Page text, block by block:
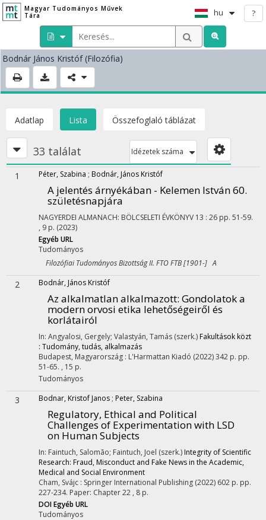
Magyar Tudományos Művek
Tára
hu ?
Bodnár János Kristóf (Filozófia)
Adatlap Lista Összefoglaló táblázat
33 találat Idézetek száma
1 Péter, Szabina ; Bodnár, János Kristóf
A jelentés árnyékában - Kelemen István 60.
születésnapjára
NAGYERDEI ALMANACH: BÖLCSELETI ÉVKÖNYV 13 : 26 pp. 51-59.
, 9 p. (2023)
Egyéb URL
Tudományos
Filozófiai Tudományos Bizottság II. FTO FTB [1901-] A
2 Bodnár, János Kristóf
Az alkalmatlan alkalmazott: Gondolatok a
modern orvosi etika lehetőségeiről és
korlátairól
In: Angyalosi, Gergely; Valastyán, Tamás (szerk.) Fakultások közt
: Tudomány, tudás, alkalmazás
Budapest, Magyarország : L'Harmattan Kiadó (2022)342 p. pp.
51-65. , 15 p.
Tudományos
3 Bodnar, Kristof Janos ; Peter, Szabina
Regulatory, Ethical and Political
Challenges of Experimentation with LSD
on Human Subjects
In: Faintuch, Salomão; Faintuch, Joel (szerk.) Integrity of Scientific
Research: Fraud, Misconduct and Fake News in the Academic,
Medical and Social Environment
Cham, Svájc : Springer International Publishing (2022) 602 p. pp.
227-234. Paper: Chapter 22 , 8 p.
DOIEgyéb URL
Tudományos